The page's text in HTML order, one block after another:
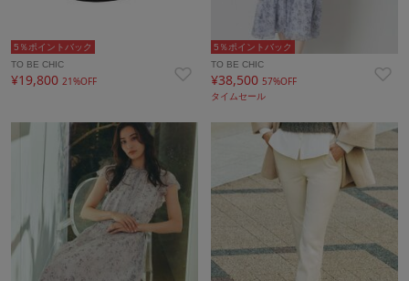
5％ポイントバック
TO BE CHIC
¥19,800 21%OFF
5％ポイントバック
TO BE CHIC
¥38,500 57%OFF
タイムセール